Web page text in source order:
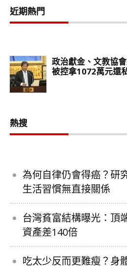
近期熱門
熱搜
為何自律仍會得癌？研
生活習慣無直接關係
台灣貧富結構曝光：頂
資產差140倍
吃太少反而更難瘦？身